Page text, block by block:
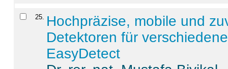
25. Hochpräzise, mobile und
Detektoren für
EasyDetect